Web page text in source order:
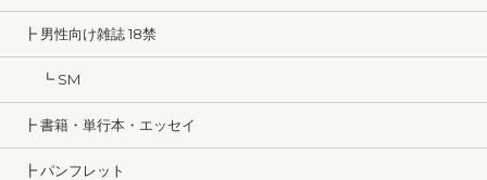
┣ 男性向け雑誌 18禁
┗ SM
┣ 書籍・単行本・エッセイ
┣ パンフレット